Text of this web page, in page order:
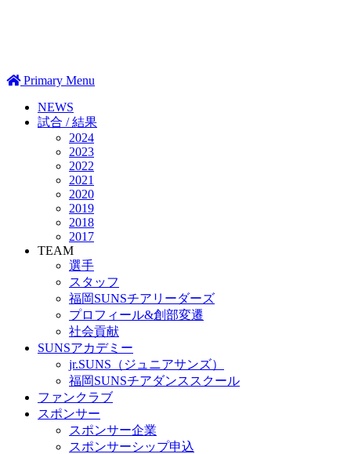
Primary Menu
NEWS
試合 / 結果
2024
2023
2022
2021
2020
2019
2018
2017
TEAM
選手
スタッフ
福岡SUNSチアリーダーズ
プロフィール&創部変遷
社会貢献
SUNSアカデミー
jr.SUNS（ジュニアサンズ）
福岡SUNSチアダンススクール
ファンクラブ
スポンサー
スポンサー企業
スポンサーシップ申込